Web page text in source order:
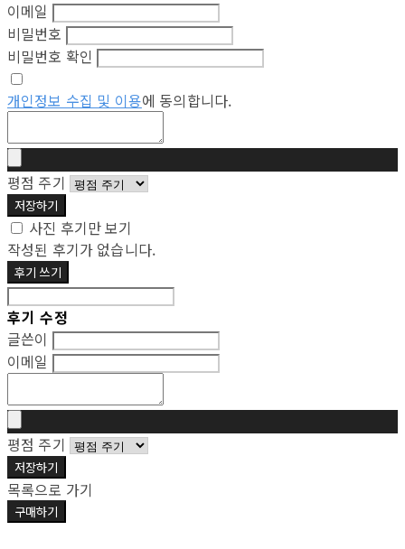
이메일
비밀번호
비밀번호 확인
개인정보 수집 및 이용에 동의합니다.
평점 주기
저장하기
사진 후기만 보기
작성된 후기가 없습니다.
후기 쓰기
후기 수정
글쓴이
이메일
평점 주기
저장하기
목록으로 가기
구매하기